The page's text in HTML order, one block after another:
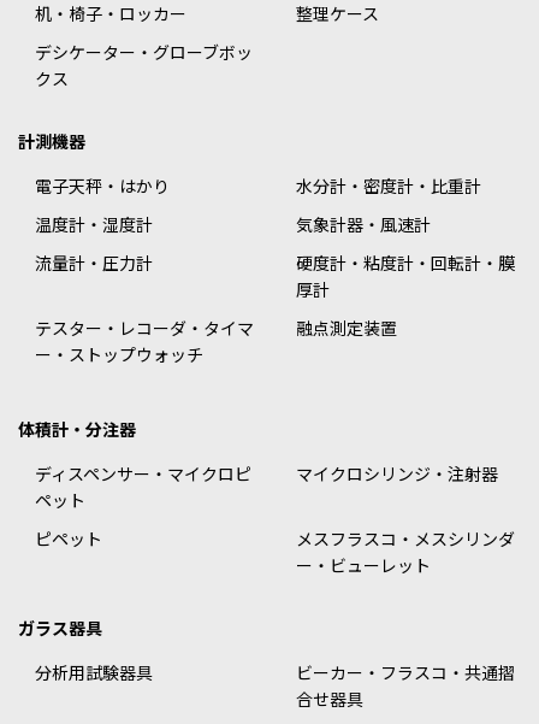
机・椅子・ロッカー
整理ケース
デシケーター・グローブボッ
クス
計測機器
電子天秤・はかり
水分計・密度計・比重計
温度計・湿度計
気象計器・風速計
流量計・圧力計
硬度計・粘度計・回転計・膜
厚計
テスター・レコーダ・タイマ
ー・ストップウォッチ
融点測定装置
体積計・分注器
ディスペンサー・マイクロピ
ペット
マイクロシリンジ・注射器
ピペット
メスフラスコ・メスシリンダ
ー・ビューレット
ガラス器具
分析用試験器具
ビーカー・フラスコ・共通摺
合せ器具